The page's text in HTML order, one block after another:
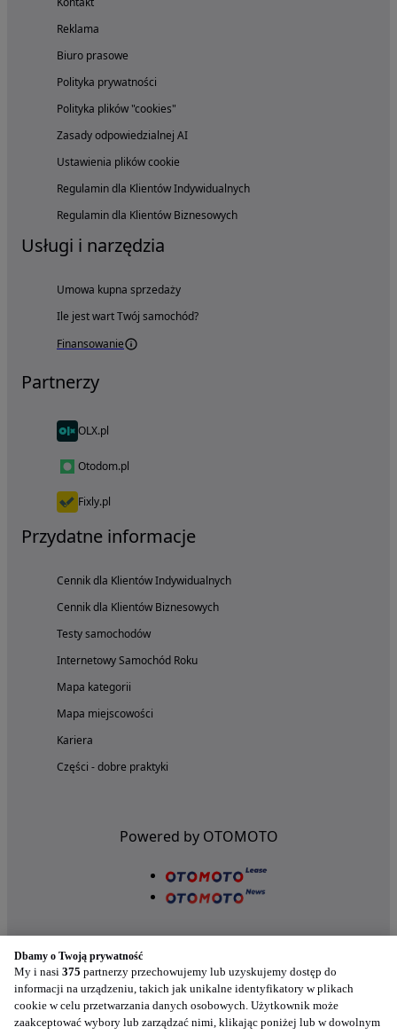
Reklama
Biuro prasowe
Polityka prywatności
Polityka plików "cookies"
Zasady odpowiedzialnej AI
Ustawienia plików cookie
Regulamin dla Klientów Indywidualnych
Regulamin dla Klientów Biznesowych
Usługi i narzędzia
Umowa kupna sprzedaży
Ile jest wart Twój samochód?
Finansowanie
Partnerzy
OLX.pl
Otodom.pl
Fixly.pl
Przydatne informacje
Cennik dla Klientów Indywidualnych
Cennik dla Klientów Biznesowych
Testy samochodów
Internetowy Samochód Roku
Mapa kategorii
Mapa miejscowości
Kariera
Części - dobre praktyki
Powered by OTOMOTO
Nasze aplikacje w twoim telefonie
Dbamy o Twoją prywatność
My i nasi 375 partnerzy przechowujemy lub uzyskujemy dostęp do
informacji na urządzeniu, takich jak unikalne identyfikatory w plikach
cookie w celu przetwarzania danych osobowych. Użytkownik może
zaakceptować wybory lub zarządzać nimi, klikając poniżej lub w dowolnym